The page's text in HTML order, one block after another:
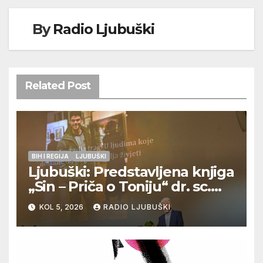
ByRadio Ljubuški
Related Post
BIH I REGIJA LJUBUŠKI
Ljubuški: Predstavljena knjiga
„Sin – Priča o Toniju“ dr. sc.
Zdenka Hercega
KOL 5, 2026 RADIO LJUBUŠKI